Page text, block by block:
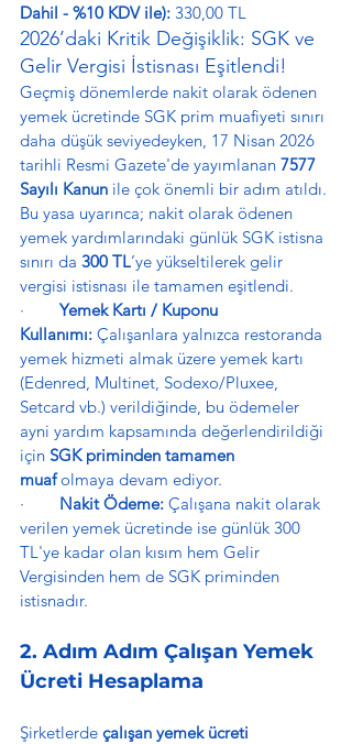
Dahil - %10 KDV ile): 330,00 TL
2026’daki Kritik Değişiklik: SGK ve
Gelir Vergisi İstisnası Eşitlendi!
Geçmiş dönemlerde nakit olarak ödenen
yemek ücretinde SGK prim muafiyeti sınırı
daha düşük seviyedeyken, 17 Nisan 2026
tarihli Resmi Gazete'de yayımlanan 7577
Sayılı Kanun ile çok önemli bir adım atıldı.
Bu yasa uyarınca; nakit olarak ödenen
yemek yardımlarındaki günlük SGK istisna
sınırı da 300 TL’ye yükseltilerek gelir
vergisi istisnası ile tamamen eşitlendi.
· Yemek Kartı / Kuponu
Kullanımı: Çalışanlara yalnızca restoranda
yemek hizmeti almak üzere yemek kartı
(Edenred, Multinet, Sodexo/Pluxee,
Setcard vb.) verildiğinde, bu ödemeler
ayni yardım kapsamında değerlendirildiği
için SGK priminden tamamen
muaf olmaya devam ediyor.
· Nakit Ödeme: Çalışana nakit olarak
verilen yemek ücretinde ise günlük 300
TL'ye kadar olan kısım hem Gelir
Vergisinden hem de SGK priminden
istisnadır.
2. Adım Adım Çalışan Yemek
Ücreti Hesaplama
Şirketlerde çalışan yemek ücreti